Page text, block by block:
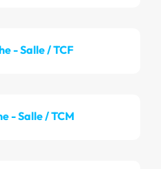
- Salle / TCF
- Salle / TCM